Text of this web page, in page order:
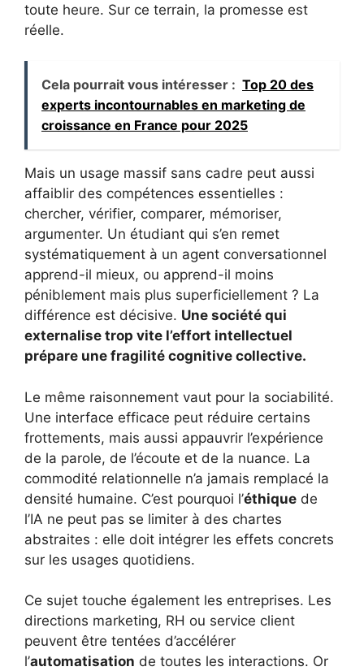
toute heure. Sur ce terrain, la promesse est
réelle.
Cela pourrait vous intéresser : Top 20 des
experts incontournables en marketing de
croissance en France pour 2025
Mais un usage massif sans cadre peut aussi
affaiblir des compétences essentielles :
chercher, vérifier, comparer, mémoriser,
argumenter. Un étudiant qui s’en remet
systématiquement à un agent conversationnel
apprend-il mieux, ou apprend-il moins
péniblement mais plus superficiellement ? La
différence est décisive. Une société qui
externalise trop vite l’effort intellectuel
prépare une fragilité cognitive collective.
Le même raisonnement vaut pour la sociabilité.
Une interface efficace peut réduire certains
frottements, mais aussi appauvrir l’expérience
de la parole, de l’écoute et de la nuance. La
commodité relationnelle n’a jamais remplacé la
densité humaine. C’est pourquoi l’éthique de
l’IA ne peut pas se limiter à des chartes
abstraites : elle doit intégrer les effets concrets
sur les usages quotidiens.
Ce sujet touche également les entreprises. Les
directions marketing, RH ou service client
peuvent être tentées d’accélérer
l’automatisation de toutes les interactions. Or